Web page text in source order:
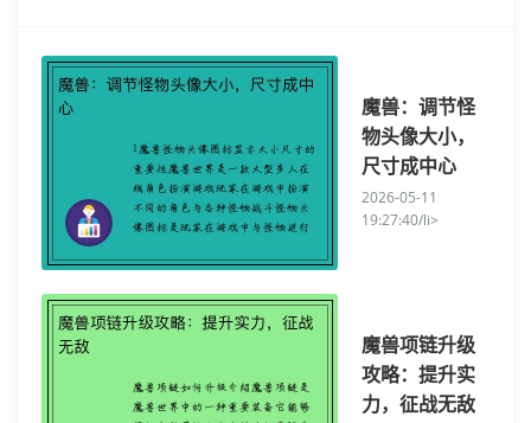
魔兽：调节怪
物头像大小，
尺寸成中心
2026-05-11
19:27:40/li>
魔兽项链升级
攻略：提升实
力，征战无敌